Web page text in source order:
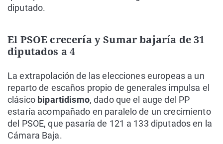
diputado.
El PSOE crecería y Sumar bajaría de 31
diputados a 4
La extrapolación de las elecciones europeas a un
reparto de escaños propio de generales impulsa el
clásico bipartidismo, dado que el auge del PP
estaría acompañado en paralelo de un crecimiento
del PSOE, que pasaría de 121 a 133 diputados en la
Cámara Baja.